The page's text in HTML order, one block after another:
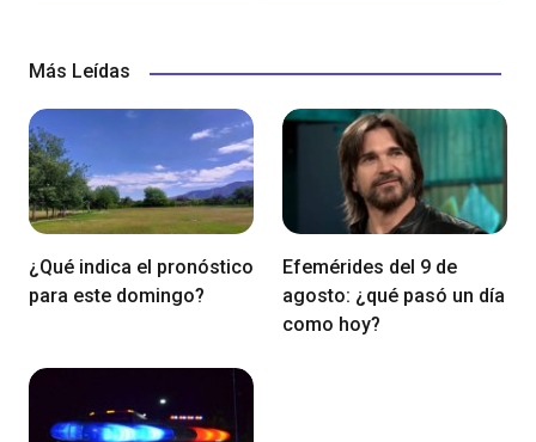
Más Leídas
¿Qué indica el pronóstico
para este domingo?
Efemérides del 9 de
agosto: ¿qué pasó un día
como hoy?